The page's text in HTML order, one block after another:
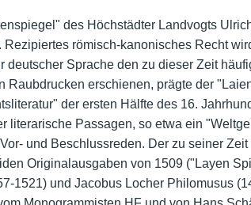
des Höchstädter Landvogts
Rezipiertes römisch-kanonisches Recht
Sprache den zu dieser Zeit
Raubdrucken erschienen, prägte der
der ersten Hälfte des 16.
literarische Passagen, so etwa ein
und Beschlussreden. Der zu seiner
Originalausgaben von 1509 ("Layen
1521) und Jacobus Locher Philomusus